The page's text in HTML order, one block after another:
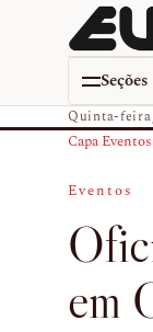
Seções
Quinta-
Capa›Eventos
Eventos
em